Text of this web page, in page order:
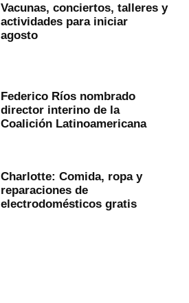
Vacunas, conciertos, talleres y
actividades para iniciar
agosto
Federico Ríos nombrado
director interino de la
Coalición Latinoamericana
Charlotte: Comida, ropa y
reparaciones de
electrodomésticos gratis